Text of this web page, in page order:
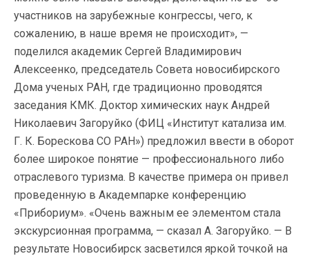
участников на зарубежные конгрессы, чего, к
сожалению, в наше время не происходит», —
поделился академик Сергей Владимирович
Алексеенко, председатель Совета новосибирского
Дома ученых РАН, где традиционно проводятся
заседания КМК. Доктор химических наук Андрей
Николаевич Загоруйко (ФИЦ «Институт катализа им.
Г. К. Борескова СО РАН») предложил ввести в оборот
более широкое понятие — профессионального либо
отраслевого туризма. В качестве примера он привел
проведенную в Академпарке конференцию
«Прибориум». «Очень важным ее элементом стала
экскурсионная программа, — сказал А. Загоруйко. — В
результате Новосибирск засветился яркой точкой на